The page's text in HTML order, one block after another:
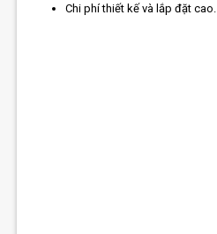
Chi phí thiết kế và lắp đặt cao.